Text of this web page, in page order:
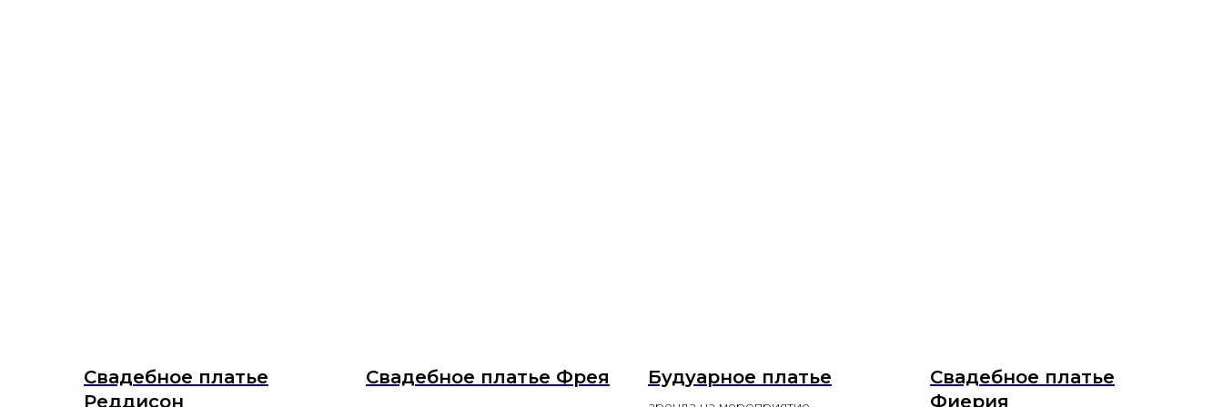
Свадебное платье
Реддисон
Свадебное платье Фрея Будуарное платье
Свадебное платье
Фиерия